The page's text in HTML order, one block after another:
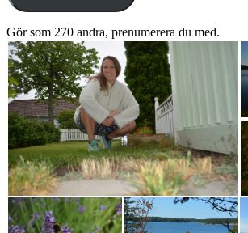
Gör som 270 andra, prenumerera du med.